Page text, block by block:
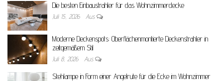
Die besten Einbaustrahler für das Wohnzimmerdecke
Juli 15, 2026 Aus
Moderne Deckenspots: Oberflächenmontierte Deckenstrahler in
zeitgemäßem Stil
Juli 8, 2026 Aus
Stehlampe in Form einer Angelrute für die Ecke im Wohnzimmer